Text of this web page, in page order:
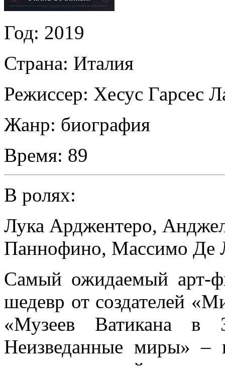
Год: 2019
Страна: Италия
Режиссер: Хесус Гарсес
Жанр: биография
Время: 89
В ролях:
Лука Арджентеро,
Паннофино, Массимо Де
Самый ожидаемый арт-
шедевр от создателей
«Музеев Ватикана в
Неизведанные миры» –